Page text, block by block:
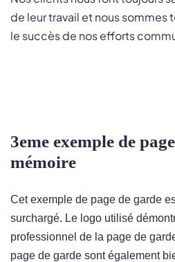
de leur travail et nous sommes
le succès de nos efforts
3eme exemple de
mémoire
Cet exemple de page de garde
surchargé. Le logo utilisé
professionnel de la page de
page de garde sont également